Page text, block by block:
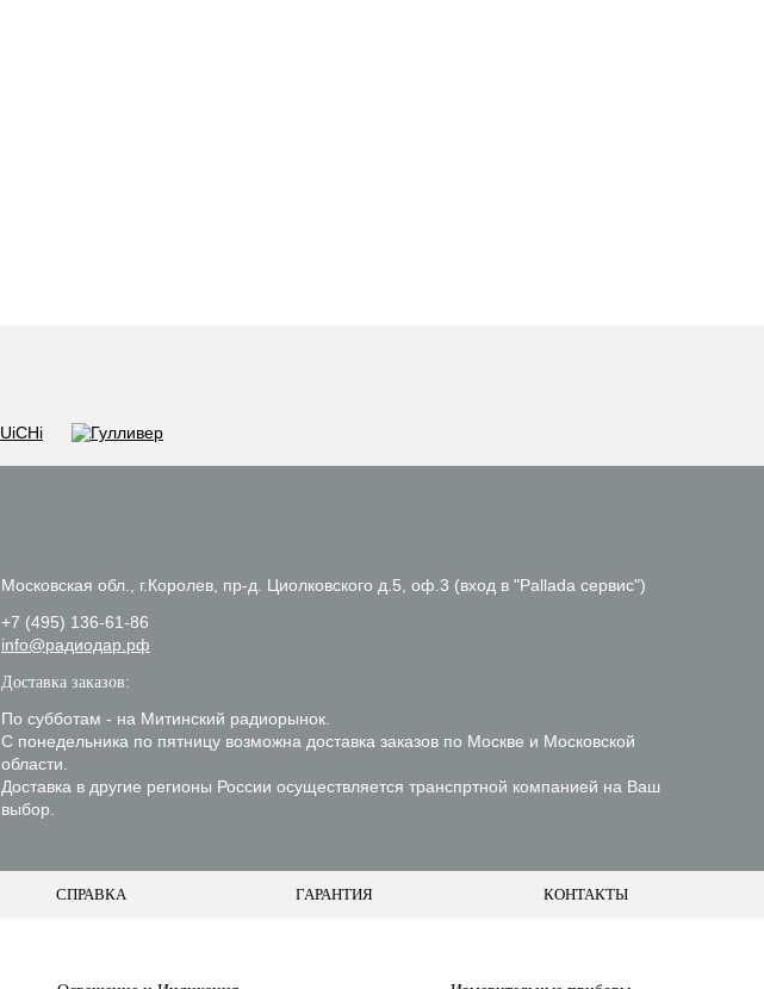
Московская обл., г.Королев, пр-д. Циолковского д.5, оф.3 (вход в "Pallada сервис")
+7 (495) 136-61-86
info@радиодар.рф
Доставка заказов:
По субботам - на Митинский радиорынок.
С понедельника по пятницу возможна доставка заказов по Москве и Московской
области.
Доставка в другие регионы России осуществляется транспртной компанией на Ваш
выбор.
СПРАВКА ГАРАНТИЯ КОНТАКТЫ